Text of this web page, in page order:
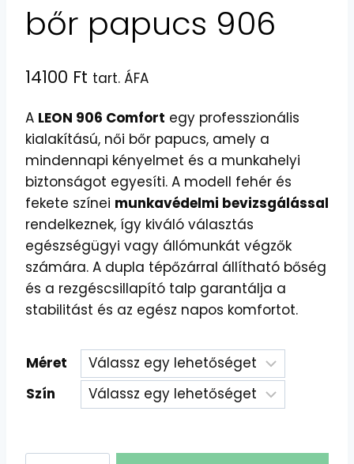
bőr papucs 906
14100 Ft tart. ÁFA
A LEON 906 Comfort egy professzionális
kialakítású, női bőr papucs, amely a
mindennapi kényelmet és a munkahelyi
biztonságot egyesíti. A modell fehér és
fekete színei munkavédelmi bevizsgálással
rendelkeznek, így kiváló választás
egészségügyi vagy állómunkát végzők
számára. A dupla tépőzárral állítható bőség
és a rezgéscsillapító talp garantálja a
stabilitást és az egész napos komfortot.
Méret
Szín